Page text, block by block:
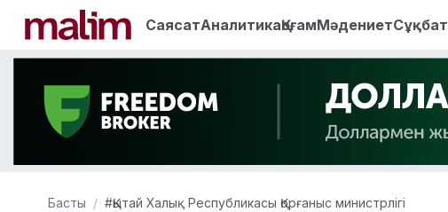
СаясатАналитикаҚоғамМәдениетСұқбат
Басты #Қытай Халық Республикасы Қорғаныс министрлігі